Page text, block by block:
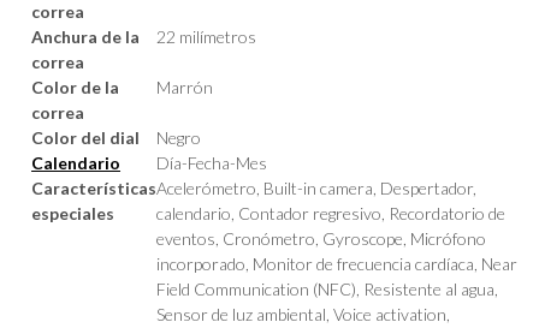
correa
Anchura de la
correa
22 milímetros
Color de la
correa
Marrón
Color del dial
Negro
Calendario
Día-Fecha-Mes
Características
especiales
Acelerómetro, Built-in camera, Despertador,
calendario, Contador regresivo, Recordatorio de
eventos, Cronómetro, Gyroscope, Micrófono
incorporado, Monitor de frecuencia cardíaca, Near
Field Communication (NFC), Resistente al agua,
Sensor de luz ambiental, Voice activation,